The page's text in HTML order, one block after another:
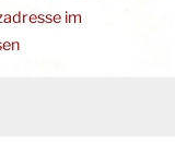
im